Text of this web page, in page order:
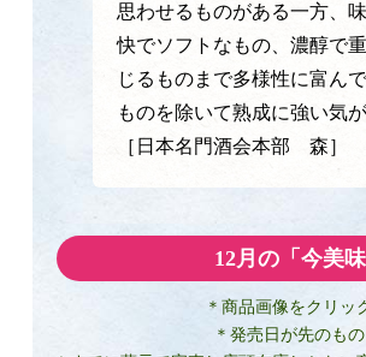
思わせるものがある一方、
快でソフトなもの、濃醇で
じるものまで多様性に富ん
ものを除いて熟成に強い気が
［日本名門酒会本部 森］
12月の「今美
＊商品画像をクリッ
＊発売日が先のも